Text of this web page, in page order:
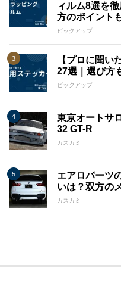
ィルム8選を
方のポイント
ピックアップ
【プロに聞い
27選｜選び方
ピックアップ
東京オートサ
32 GT-R
カスカミ
エアロパーツ
いは？双方の
カスカミ